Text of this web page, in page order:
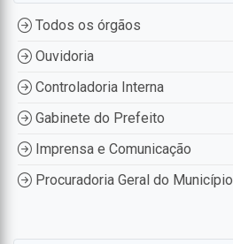
Todos os órgãos
Ouvidoria
Controladoria Interna
Gabinete do Prefeito
Imprensa e Comunicação
Procuradoria Geral do Município